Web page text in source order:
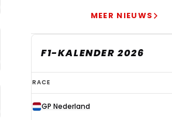
MEER NIEUWS
F1-KALENDER 2026
F1-
kalender
2026
RACE
GP Nederland